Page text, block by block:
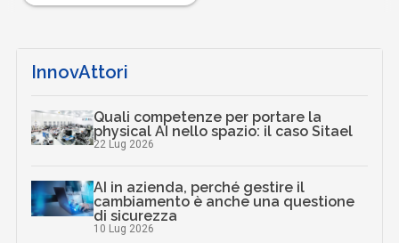
InnovAttori
Quali competenze per portare la
physical AI nello spazio: il caso Sitael
22 Lug 2026
AI in azienda, perché gestire il
cambiamento è anche una questione
di sicurezza
10 Lug 2026